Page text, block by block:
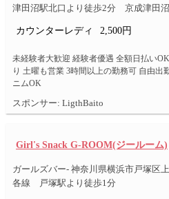
津田沼駅北口より徒歩2分 京成津田
カウンターレディ 2,500円
未経験者大歓迎 経験者優遇 全額日払い
り 土曜も営業 3時間以上の勤務可 自由出
ニムOK
スポンサー: LigthBaito
Girl's Snack G-ROOM(ジールーム)
ガールズバー- 神奈川県横浜市戸塚区
各線 戸塚駅より徒歩1分